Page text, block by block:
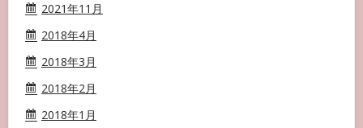
2021年11月
2018年4月
2018年3月
2018年2月
2018年1月